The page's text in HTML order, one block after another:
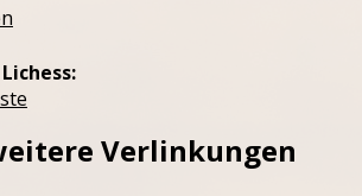
Verlinkungen